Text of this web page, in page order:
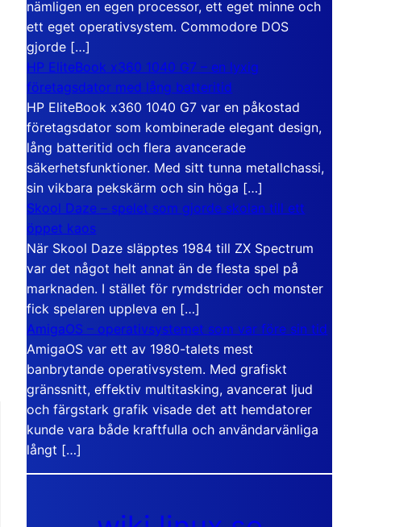
nämligen en egen processor, ett eget minne och
ett eget operativsystem. Commodore DOS
gjorde […]
HP EliteBook x360 1040 G7 – en lyxig
företagsdator med lång batteritid
HP EliteBook x360 1040 G7 var en påkostad
företagsdator som kombinerade elegant design,
lång batteritid och flera avancerade
säkerhetsfunktioner. Med sitt tunna metallchassi,
sin vikbara pekskärm och sin höga […]
Skool Daze – spelet som gjorde skolan till ett
öppet kaos
När Skool Daze släpptes 1984 till ZX Spectrum
var det något helt annat än de flesta spel på
marknaden. I stället för rymdstrider och monster
fick spelaren uppleva en […]
AmigaOS – operativsystemet som var före sin tid
AmigaOS var ett av 1980-talets mest
banbrytande operativsystem. Med grafiskt
gränssnitt, effektiv multitasking, avancerat ljud
och färgstark grafik visade det att hemdatorer
kunde vara både kraftfulla och användarvänliga
långt […]